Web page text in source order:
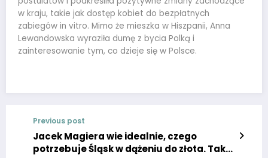
w kraju, takie jak dostęp kobiet do bezpłatnych
zabiegów in vitro. Mimo że mieszka w Hiszpanii, Anna
Lewandowska wyraziła dumę z bycia Polką i
zainteresowanie tym, co dzieje się w Polsce.
Previous post
Jacek Magiera wie idealnie, czego
potrzebuje Śląsk w dążeniu do złota. Tak